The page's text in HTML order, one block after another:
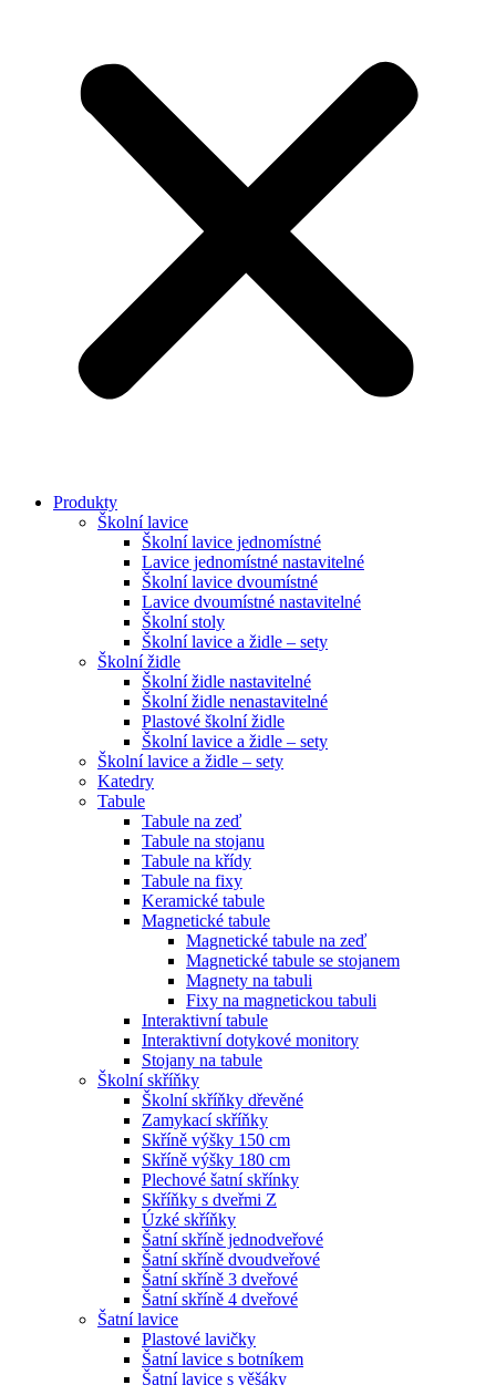
Produkty
Školní lavice
Školní lavice jednomístné
Lavice jednomístné nastavitelné
Školní lavice dvoumístné
Lavice dvoumístné nastavitelné
Školní stoly
Školní lavice a židle – sety
Školní židle
Školní židle nastavitelné
Školní židle nenastavitelné
Plastové školní židle
Školní lavice a židle – sety
Školní lavice a židle – sety
Katedry
Tabule
Tabule na zeď
Tabule na stojanu
Tabule na křídy
Tabule na fixy
Keramické tabule
Magnetické tabule
Magnetické tabule na zeď
Magnetické tabule se stojanem
Magnety na tabuli
Fixy na magnetickou tabuli
Interaktivní tabule
Interaktivní dotykové monitory
Stojany na tabule
Školní skříňky
Školní skříňky dřevěné
Zamykací skříňky
Skříně výšky 150 cm
Skříně výšky 180 cm
Plechové šatní skřínky
Skříňky s dveřmi Z
Úzké skříňky
Šatní skříně jednodveřové
Šatní skříně dvoudveřové
Šatní skříně 3 dveřové
Šatní skříně 4 dveřové
Šatní lavice
Plastové lavičky
Šatní lavice s botníkem
Šatní lavice s věšáky